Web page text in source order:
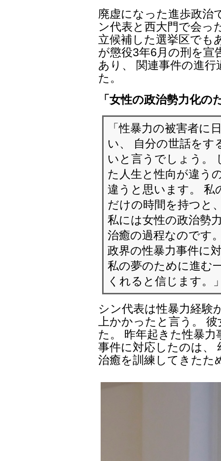
廃虚になった進歩政治
ン代表と西大門で会っ
立候補した選挙区でも
が懲役3年6月の刑を宣
あり、 関連事件の進
た。
「女性の政治勢力化
「性暴力の被害者に
い、 自分の世話を
いと言うでしょう。
た人生と性向が違う
違うと思います。 私
だけの時間を持つと
私には女性の政治勢
治癒の過程なのです
政界の性暴力事件に
私の夢のために進む
くれると信じます。
シン代表は性暴力経験
上かかったと言う。
た。 昨年起きた性暴
事件に対応したのは、
治癒を訓練してきたた